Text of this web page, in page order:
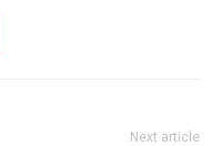
Next article